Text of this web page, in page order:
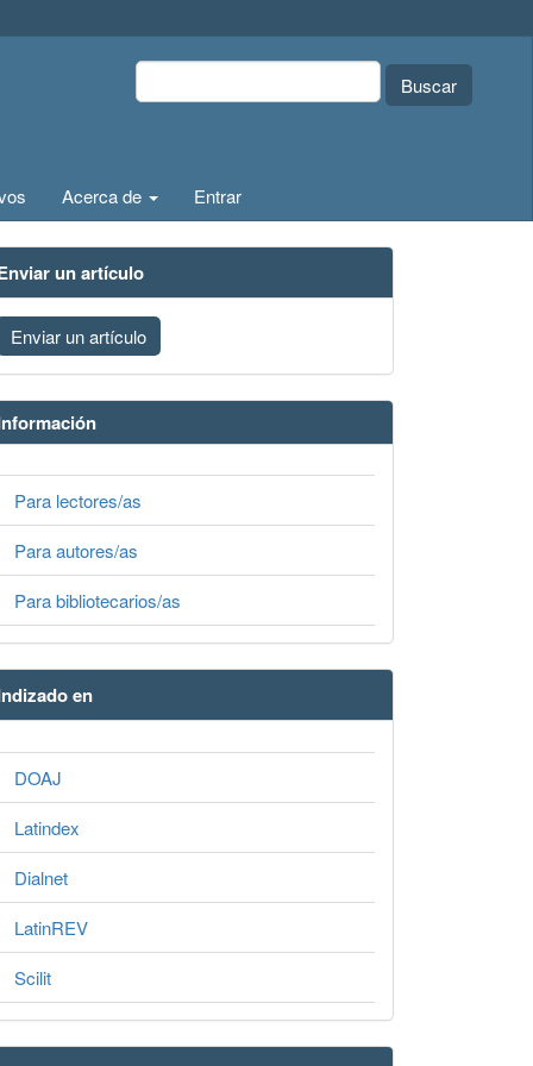
Buscar
Acerca de Entrar
un artículo
Enviar un artículo
Para lectores/as
Para autores/as
Para bibliotecarios/as
en
DOAJ
Latindex
Dialnet
LatinREV
Scilit